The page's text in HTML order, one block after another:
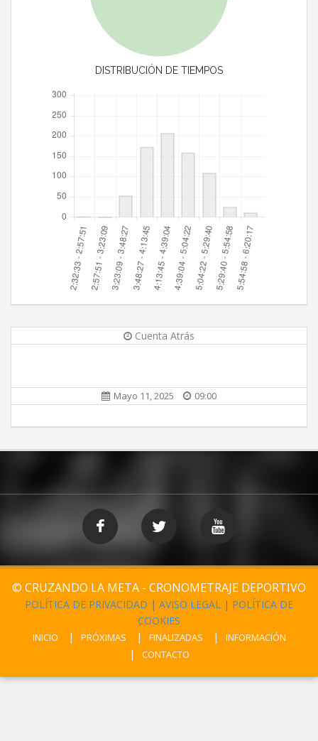
DISTRIBUCIÓN DE TIEMPOS
Cuenta Atrás
Mayo 11, 2025 09:00
© CRUZANDO LA META - CRONOMETRAJE DEPORTIVO
POLÍTICA DE PRIVACIDAD | AVISO LEGAL | POLÍTICA DE
COOKIES
INICIO PRÓXIMAS FINALIZADAS
INFORMACIÓN
CONTACTO